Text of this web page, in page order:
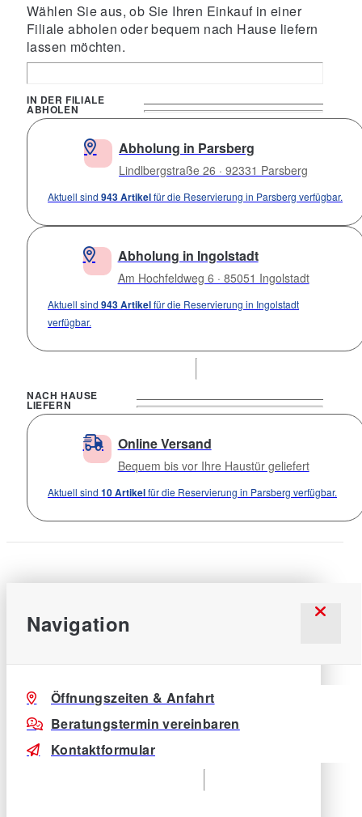
Wählen Sie aus, ob Sie Ihren Einkauf in einer
Filiale abholen oder bequem nach Hause liefern
lassen möchten.
IN DER FILIALE
ABHOLEN
Abholung in Parsberg
Lindlbergstraße 26 · 92331 Parsberg
Aktuell sind 943 Artikelfür die Reservierung in Parsberg verfügbar.
Abholung in Ingolstadt
Am Hochfeldweg 6 · 85051 Ingolstadt
Aktuell sind 943 Artikelfür die Reservierung in Ingolstadt
verfügbar.
NACH HAUSE
LIEFERN
Online Versand
Bequem bis vor Ihre Haustür geliefert
Aktuell sind 10 Artikelfür die Reservierung in Parsberg verfügbar.
Navigation
Öffnungszeiten & Anfahrt
Beratungstermin vereinbaren
Kontaktformular